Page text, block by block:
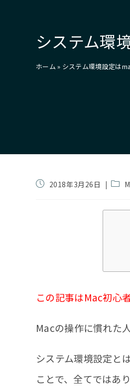
システム環
ホーム » システム環境設定は
投
2018年3月26日
投
テ
この記事はMac初心
Macの操作に慣れた
システム環境設定と
ことで、全てではあ